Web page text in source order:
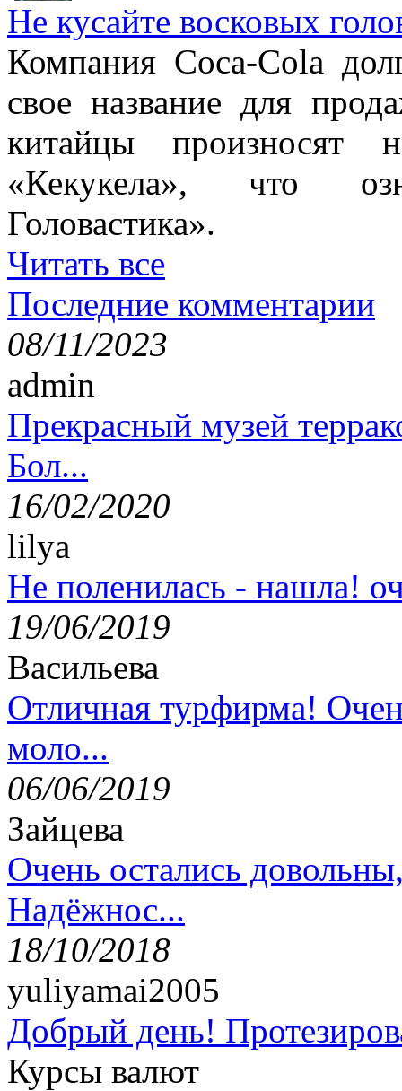
Не кусайте восковых
Компания Coca-Cola
свое название для
китайцы произносят
«Кекукела», что
Головастика».
Читать все
Последние комментарии
08/11/2023
admin
Прекрасный музей
Бол...
16/02/2020
lilya
Не поленилась - нашла!
19/06/2019
Васильева
Отличная турфирма!
моло...
06/06/2019
Зайцева
Очень остались
Надёжнос...
18/10/2018
yuliyamai2005
Добрый день!
Курсы валют